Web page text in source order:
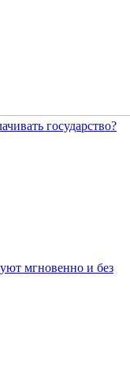
государство?
мгновенно и без